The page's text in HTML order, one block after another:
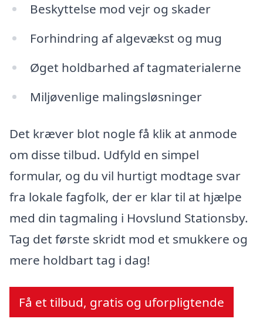
Beskyttelse mod vejr og skader
Forhindring af algevækst og mug
Øget holdbarhed af tagmaterialerne
Miljøvenlige malingsløsninger
Det kræver blot nogle få klik at anmode
om disse tilbud. Udfyld en simpel
formular, og du vil hurtigt modtage svar
fra lokale fagfolk, der er klar til at hjælpe
med din tagmaling i Hovslund Stationsby.
Tag det første skridt mod et smukkere og
mere holdbart tag i dag!
Få et tilbud, gratis og uforpligtende